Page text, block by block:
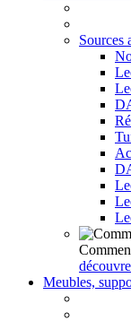
Sources
découvre
Meubles,